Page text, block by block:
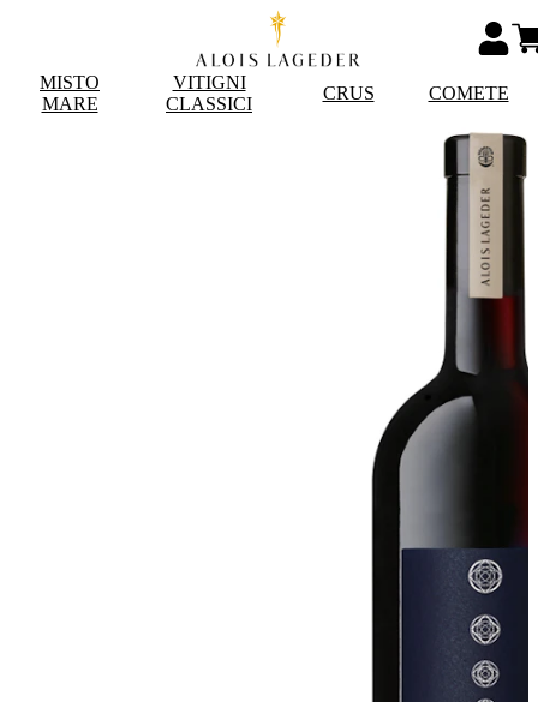
MISTO
MARE
VITIGNI
CLASSICI
CRUS COMETE